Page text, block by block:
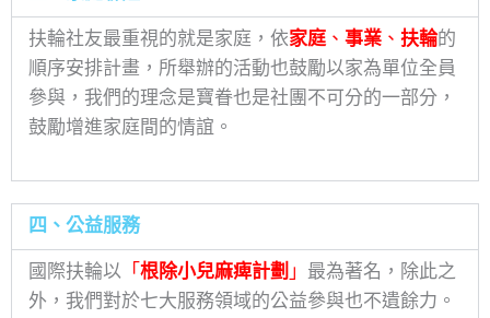
扶輪社友最重視的就是家庭，依家庭、 事業 、 扶輪的
順序安排計畫，所舉辦的活動也鼓勵以家為單位全員
參與，我們的理念是寶眷也是社團不可分的一部分，
鼓勵增進家庭間的情誼。
四、公益服務
國際扶輪以 「根除小兒麻痺計劃」 最為著名，除此之
外，我們對於七大服務領域的公益參與也不遺餘力。